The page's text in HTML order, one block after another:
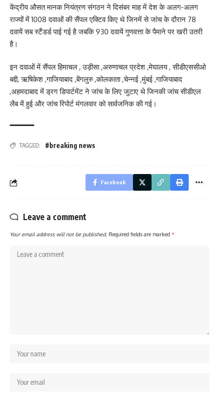
केंद्रीय औसत मानक नियंत्रण संगठन ने दिसंबर माह में देश के अलग-अलग
राज्यों में 1008 दवाओं की सैंपल एक्टिव किए थे जिनमें से जांच के दौरान 78
दवायें सब स्टैंडर्ड पाई गई है जबकि 930 दवायें गुणवत्ता के पैमाने पर खरी उतरी
है।
इन दवाओं में सैंपल हिमाचल , उड़ीसा ,अरुणाचल प्रदेश ,मेघालय , सीडीएससीओ
बद्दी, ऋषिकेश ,गाजियाबाद ,बेंगलुरु ,कोलकाता ,चेन्नई ,मुंबई ,गाजियाबाद
,अहमदाबाद में ड्रग डिपार्टमेंट ने जांच के लिए जुटाए थे जिनकी जांच सीडीएल
लैब में हुई और जांच रिपोर्ट मंगलवार को सार्वजनिक की गई।
TAGGED: #breaking news
Facebook
Leave a comment
Your email address will not be published. Required fields are marked *